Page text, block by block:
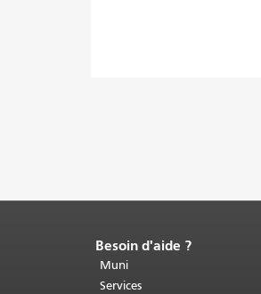
Fin
du
contenu
Besoin d'aide ?
Muni
Services